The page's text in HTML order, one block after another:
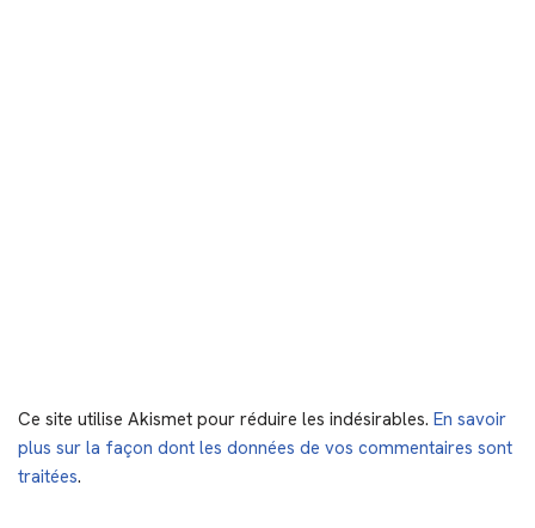
Ce site utilise Akismet pour réduire les indésirables. En savoir
plus sur la façon dont les données de vos commentaires sont
traitées.